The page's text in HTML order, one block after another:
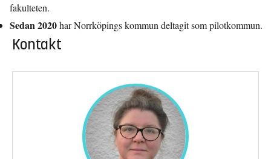
fakulteten.
Sedan 2020har Norrköpings kommun deltagit som pilotkommun.
Kontakt